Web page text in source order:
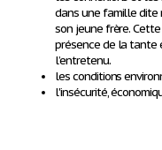
dans une famille dite
son jeune frère.
présence de la tante
l’entretenu.
les conditions
l'insécurité,